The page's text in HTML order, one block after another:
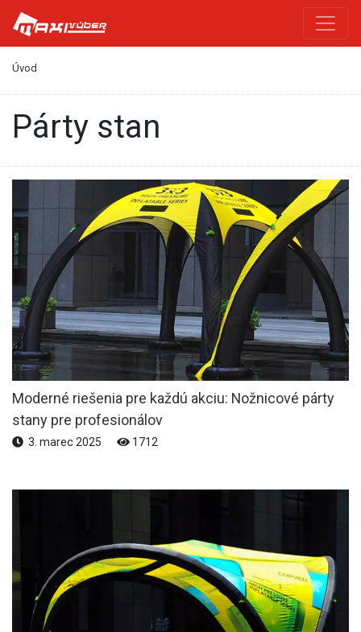
Úvod
párty stan
Moderné riešenia pre každú akciu: Nožnicové párty
stany pre profesionálov
3. marec 2025 1712